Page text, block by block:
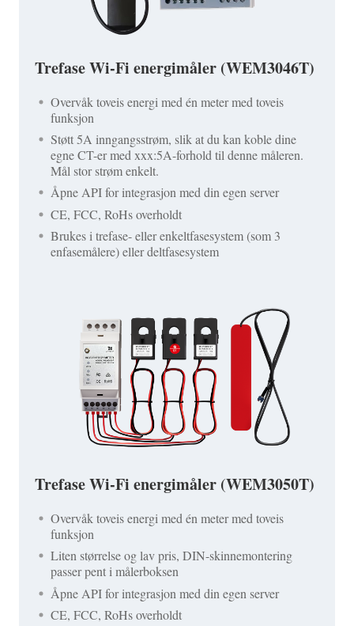
Trefase Wi-Fi energimåler (WEM3046T)
Overvåk toveis energi med én meter med toveis
funksjon
Støtt 5A inngangsstrøm, slik at du kan koble dine
egne CT-er med xxx:5A-forhold til denne måleren.
Mål stor strøm enkelt.
Åpne API for integrasjon med din egen server
CE, FCC, RoHs overholdt
Brukes i trefase- eller enkeltfasesystem (som 3
enfasemålere) eller deltfasesystem
Trefase Wi-Fi energimåler (WEM3050T)
Overvåk toveis energi med én meter med toveis
funksjon
Liten størrelse og lav pris, DIN-skinnemontering
passer pent i målerboksen
Åpne API for integrasjon med din egen server
CE, FCC, RoHs overholdt